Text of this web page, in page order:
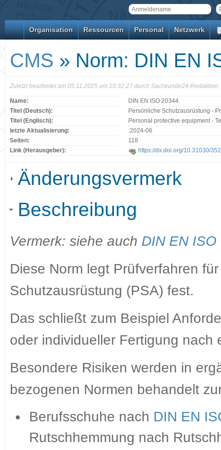
Organisation Ressourcen Personal Netzwerk
CMS » Norm: DIN EN
Zuletzt bearbeitet am 05.11.2025 um 10:32:27 durch Sachkunde24-Redaktion.
Name:
DIN EN ISO 20344
Titel (Deutsch):
Persönliche Schutzausrüstung -
Titel (Englisch):
Personal protective equipment -
letzte Aktualisierung:
:2024-06
Seiten:
118
Link (Herausgeber):
https://dx.doi.org/10.31030/
Änderungsvermerk
Beschreibung
Vermerk: siehe auch DIN EN ISO
Diese Norm legt Prüfverfahren
Schutzausrüstung (PSA) fest.
Das schließt zum Beispiel
oder individueller Fertigung nach
Besondere Risiken werden in
bezogenen Normen behandelt
Berufsschuhe nach DIN EN
Rutschhemmung nach